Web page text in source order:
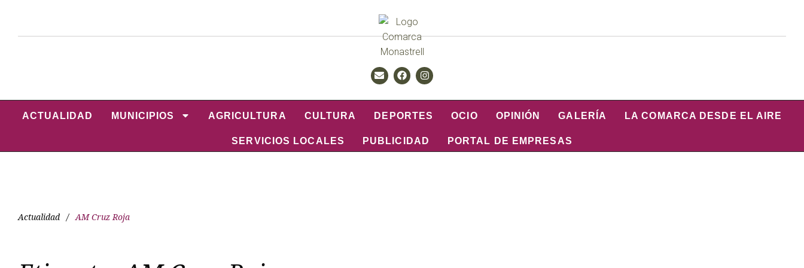
ACTUALIDAD MUNICIPIOS AGRICULTURA CULTURA DEPORTES OCIO OPINIÓN GALERÍA LA COMARCA DESDE EL AIRE
SERVICIOS LOCALES PUBLICIDAD PORTAL DE EMPRESAS
Actualidad / AM Cruz Roja